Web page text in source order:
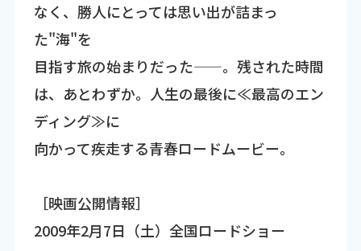
なく、勝人にとっては思い出が詰まっ
た"海"を
目指す旅の始まりだった――。残された時間
は、あとわずか。人生の最後に≪最高のエン
ディング≫に
向かって疾走する青春ロードムービー。
［映画公開情報］
2009年2月7日（土）全国ロードショー